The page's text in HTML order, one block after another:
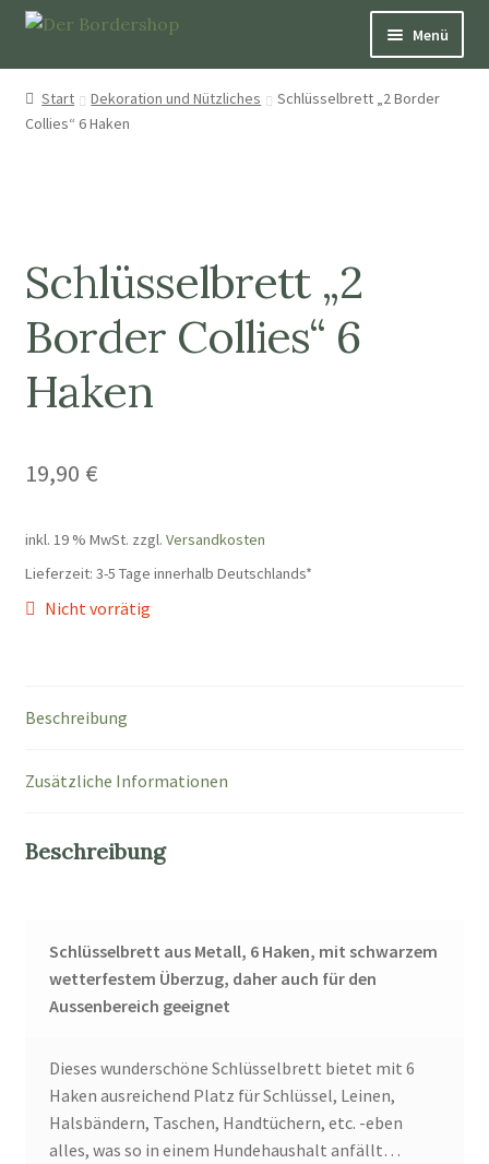
Menü
Schmuck
Dekoration und Nützliches
Patenschaften
Start Dekoration und Nützliches
Schlüsselbrett „2 Border
Collies“ 6 Haken
Schlüsselbrett „2
Border Collies“ 6
Haken
19,90 €
inkl. 19 % MwSt. zzgl. Versandkosten
Lieferzeit: 3-5 Tage innerhalb Deutschlands*
Nicht vorrätig
Beschreibung
Zusätzliche Informationen
Beschreibung
Schlüsselbrett aus Metall, 6 Haken, mit schwarzem
wetterfestem Überzug, daher auch für den
Aussenbereich geeignet
Dieses wunderschöne Schlüsselbrett bietet mit 6
Haken ausreichend Platz für Schlüssel, Leinen,
Halsbändern, Taschen, Handtüchern, etc. -eben
alles, was so in einem Hundehaushalt anfällt…